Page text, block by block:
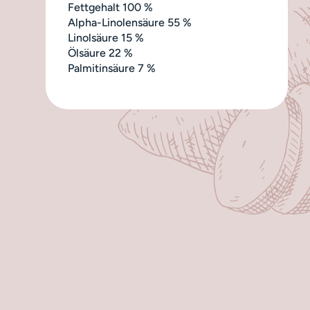
Fettgehalt 100 %
Alpha-Linolensäure 55 %
Linolsäure 15 %
Ölsäure 22 %
Palmitinsäure 7 %